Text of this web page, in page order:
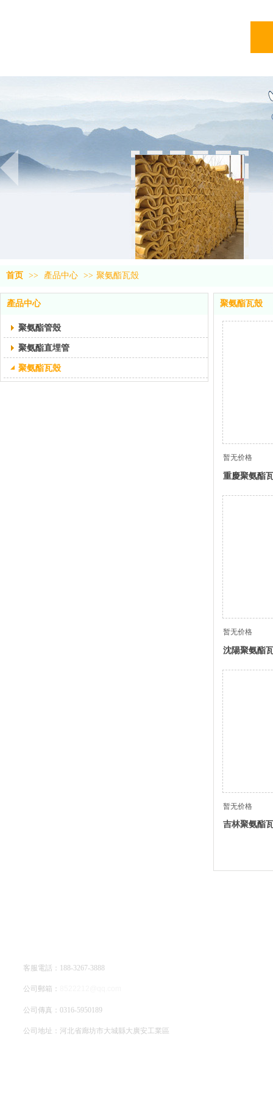
首页 >> 產品中心 >> 聚氨酯瓦殼
產品中心
聚氨酯管殼
聚氨酯直埋管
聚氨酯瓦殼
聚氨酯瓦殼
暂无价格
重慶聚氨酯
暂无价格
沈陽聚氨酯
暂无价格
吉林聚氨酯
公司地址：河北省廊坊市大城縣大廣安工業區
公司傳真：0316-5950189
公司郵箱：
客服電話：188-3267-3888